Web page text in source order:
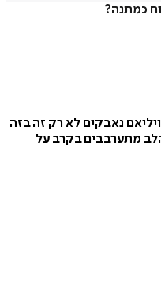
נאבקים לא רק זה בזה
בקרב על